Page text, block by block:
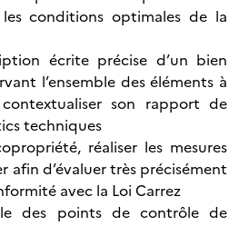
conditions optimales de la
écrite précise d’un bien
l’ensemble des éléments à
son rapport de
techniques
réaliser les mesures
afin d’évaluer très précisément
avec la Loi Carrez
des points de contrôle de